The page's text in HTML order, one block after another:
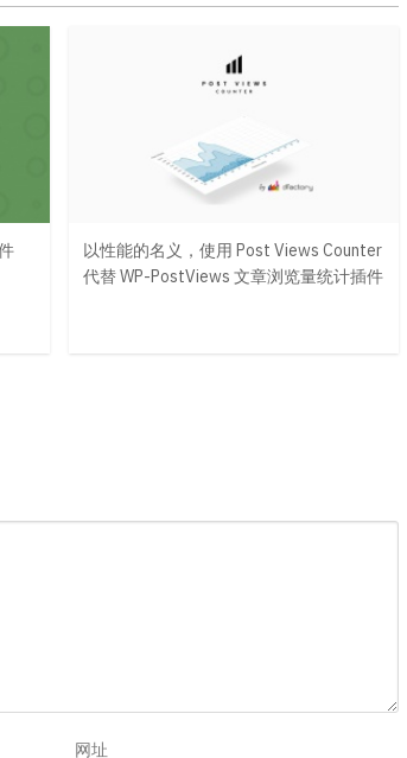
以性能的名义，使用 Post Views Counter
代替 WP-PostViews 文章浏览量统计插件
网址